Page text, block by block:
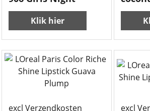
Klik hier
excl Verzendkosten excl